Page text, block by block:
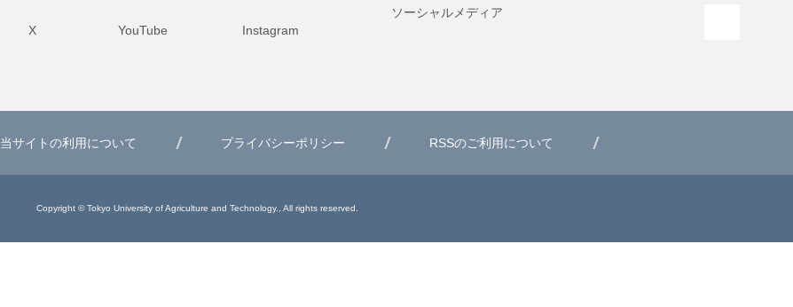
X YouTube Instagram
ソーシャルメディア
当サイトの利用について プライバシーポリシー RSSのご利用について
Copyright © Tokyo University of Agriculture and Technology., All rights reserved.